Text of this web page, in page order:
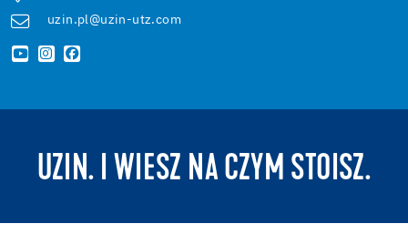
uzin.pl@uzin-utz.com
UZIN. I WIESZ NA CZYM STOISZ.